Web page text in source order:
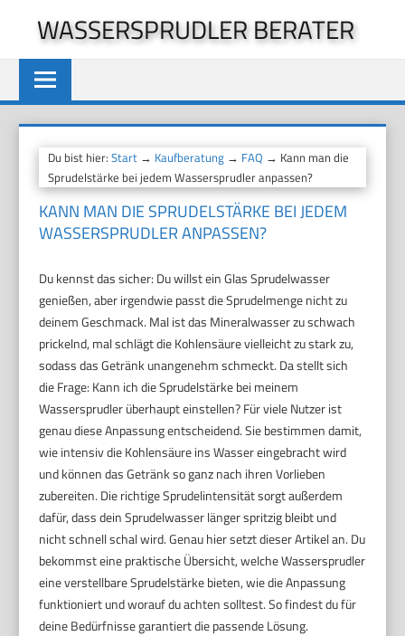
springen
WASSERSPRUDLER BERATER
Du bist hier:Start → Kaufberatung → FAQ → Kann man die
Sprudelstärke bei jedem Wassersprudler anpassen?
KANN MAN DIE SPRUDELSTÄRKE BEI JEDEM
WASSERSPRUDLER ANPASSEN?
Du kennst das sicher: Du willst ein Glas Sprudelwasser
genießen, aber irgendwie passt die Sprudelmenge nicht zu
deinem Geschmack. Mal ist das Mineralwasser zu schwach
prickelnd, mal schlägt die Kohlensäure vielleicht zu stark zu,
sodass das Getränk unangenehm schmeckt. Da stellt sich
die Frage: Kann ich die Sprudelstärke bei meinem
Wassersprudler überhaupt einstellen? Für viele Nutzer ist
genau diese Anpassung entscheidend. Sie bestimmen damit,
wie intensiv die Kohlensäure ins Wasser eingebracht wird
und können das Getränk so ganz nach ihren Vorlieben
zubereiten. Die richtige Sprudelintensität sorgt außerdem
dafür, dass dein Sprudelwasser länger spritzig bleibt und
nicht schnell schal wird. Genau hier setzt dieser Artikel an. Du
bekommst eine praktische Übersicht, welche Wassersprudler
eine verstellbare Sprudelstärke bieten, wie die Anpassung
funktioniert und worauf du achten solltest. So findest du für
deine Bedürfnisse garantiert die passende Lösung.